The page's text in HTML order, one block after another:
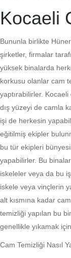
Kocaeli
Bununla birlikte
şirketler, firmalar
yüksek binalarda
korkusu olanlar cam
yaptırabilirler.
dış yüzeyi de camla
işi de herkesin
eğitilmiş ekipler
bu tür ekipleri
yapabilirler. Bu
iskeleler veya da bu
iskele veya vinçlerin
alt kısmına kadar
temizliği yapılan bu
genellikle yıkamak
Cam Temizliği Nasıl